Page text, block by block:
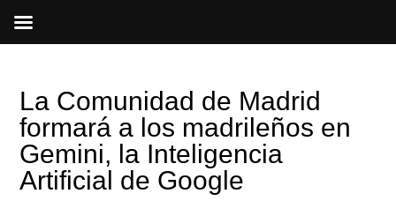
La Comunidad de Madrid
formará a los madrileños en
Gemini, la Inteligencia
Artificial de Google